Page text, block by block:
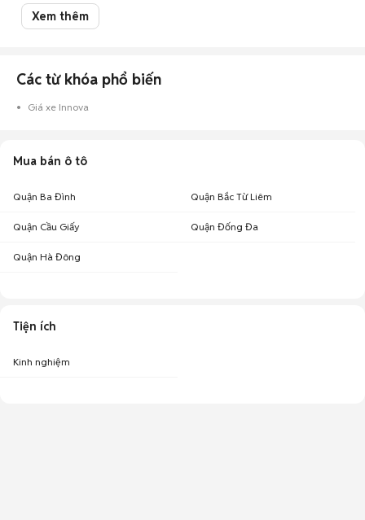
Xem thêm
Các từ khóa phổ biến
Giá xe Innova
Mua bán ô tô
Quận Ba Đình Quận Bắc Từ Liêm
Quận Cầu Giấy Quận Đống Đa
Quận Hà Đông
Tiện ích
Kinh nghiệm